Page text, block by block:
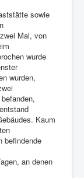
sowie
Mal, von
wurde
wurden,
Kaum
befindende
an denen